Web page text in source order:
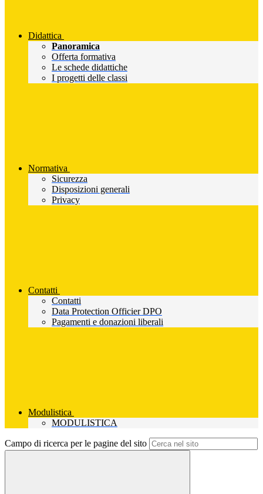
Didattica
Panoramica
Offerta formativa
Le schede didattiche
I progetti delle classi
Normativa
Sicurezza
Disposizioni generali
Privacy
Contatti
Contatti
Data Protection Officier DPO
Pagamenti e donazioni liberali
Modulistica
MODULISTICA
Campo di ricerca per le pagine del sito